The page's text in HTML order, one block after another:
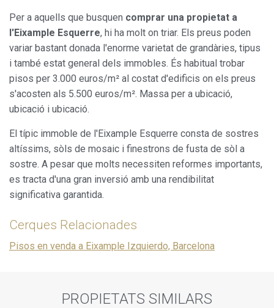
Per a aquells que busquen comprar una propietat a
l'Eixample Esquerre, hi ha molt on triar. Els preus poden
variar bastant donada l'enorme varietat de grandàries, tipus
i també estat general dels immobles. És habitual trobar
pisos per 3.000 euros/m² al costat d'edificis on els preus
s'acosten als 5.500 euros/m². Massa per a ubicació,
ubicació i ubicació.
El típic immoble de l'Eixample Esquerre consta de sostres
altíssims, sòls de mosaic i finestrons de fusta de sòl a
sostre. A pesar que molts necessiten reformes importants,
es tracta d'una gran inversió amb una rendibilitat
significativa garantida.
Cerques Relacionades
Pisos en venda a Eixample Izquierdo, Barcelona
PROPIETATS SIMILARS